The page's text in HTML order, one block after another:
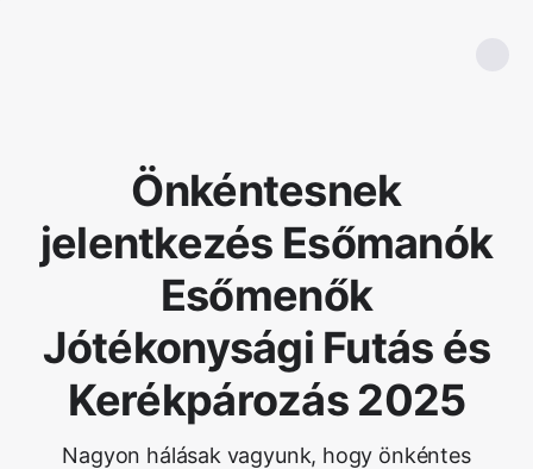
Önkéntesnek
jelentkezés Esőmanók
Esőmenők
Jótékonysági Futás és
Kerékpározás 2025
Nagyon hálásak vagyunk, hogy önkéntes